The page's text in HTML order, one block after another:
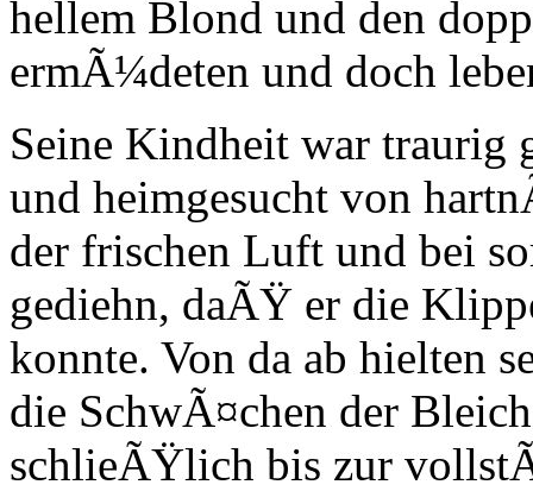
hellem Blond und den
ermÃ¼deten und doch
Seine Kindheit war traurig
und heimgesucht von
der frischen Luft und bei
gediehn, daÃŸ er die
konnte. Von da ab hielten
die SchwÃ¤chen der
schlieÃŸlich bis zur